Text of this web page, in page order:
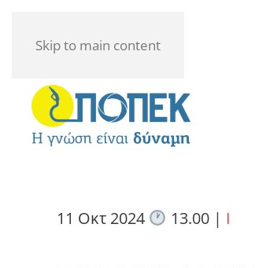
Skip to main content
11 Οκτ 2024 13.00| I